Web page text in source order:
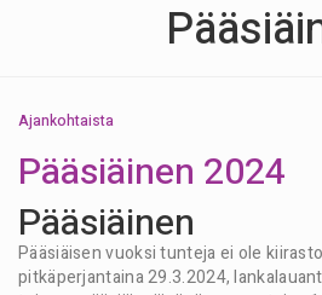
Ajankohtaista
Pääsiäinen 2024
Pääsiäinen
Pääsiäisen vuoksi tunteja ei ole
pitkäperjantaina 29.3.2024,